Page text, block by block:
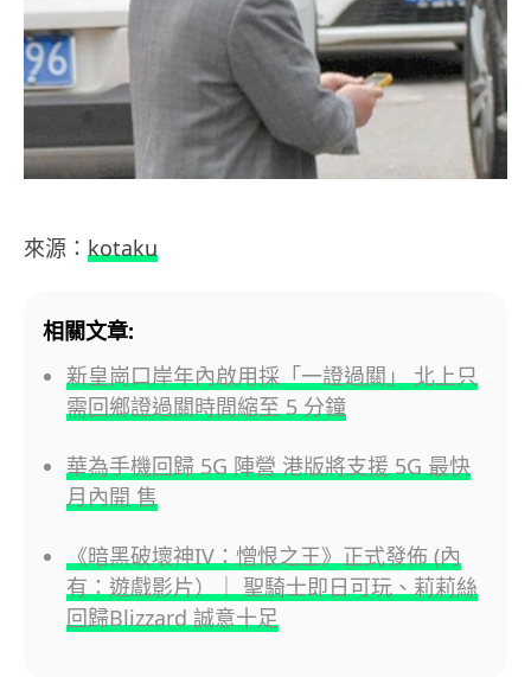
來源： kotaku
相關文章:
新皇崗口岸年內啟用採「一證過關」 北上只
需回鄉證過關時間縮至 5 分鐘
華為手機回歸 5G 陣營 港版將支援 5G 最快
月內開 售
《暗黑破壞神IV：憎恨之王》正式發佈 (內
有：遊戲影片）｜ 聖騎士即日可玩、莉莉絲
回歸Blizzard 誠意十足